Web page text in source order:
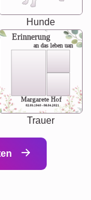
Hunde
Erinnerung
an das leben uan
Margarete Hof
02.05.1940 - 08.04.2021
Trauer